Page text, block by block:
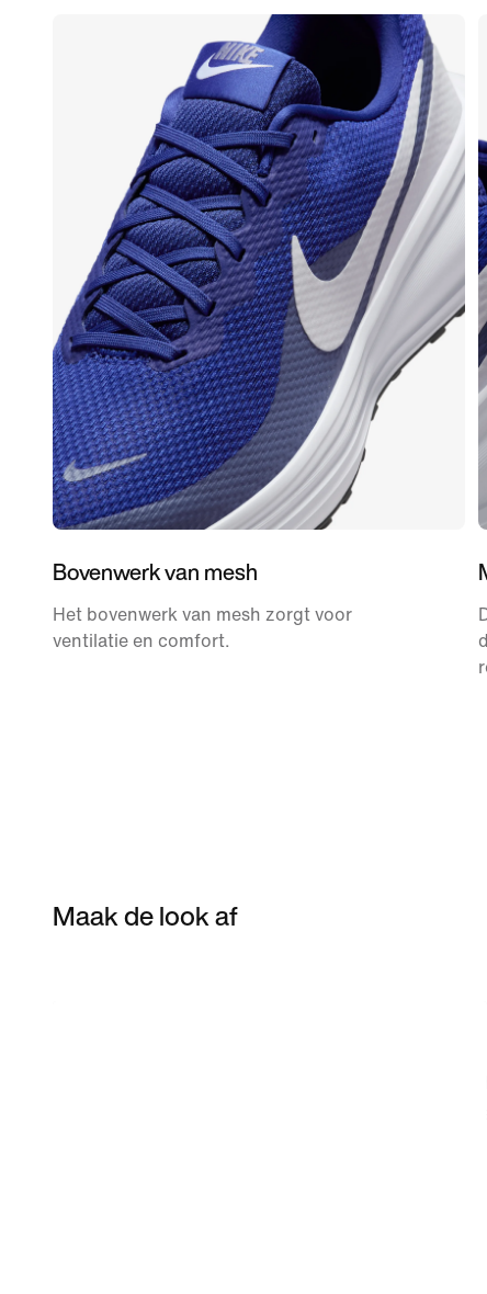
Bovenwerk van mesh
Het bovenwerk van mesh zorgt voor
ventilatie en comfort.
Maak de look af